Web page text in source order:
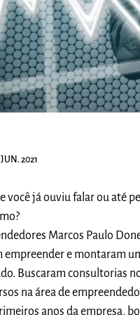
2021
você já ouviu falar ou até
Marcos Paulo
empreender e montaram
Buscaram consultorias
na área de
anos da empresa,